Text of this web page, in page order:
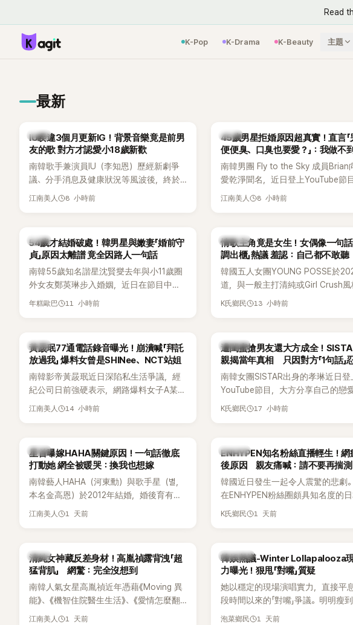
Read
K-Pop K-Drama K-Beauty 主題
最新
韓星
IU睽違3個月更新IG！背景音樂竟是前男
友的歌 對方才認愛小18歲新歡
南韓歌手兼演員IU（李知恩）歷經新劇爭
議、分手消息及健康狀況等風波後，終於
睽違3個月更新社群平台，一口氣曬出20
音樂，意外掀起韓網討論。
江南美人 8 小時前
韓星
45歲男星拒婚原因超真實！直言「
便便臭、口臭也要愛？」：我做不到
南韓男團 Fly to the Sky 成員Brian
愛乾淨聞名，近日登上YouTube節目
再度談到自己的婚姻觀，直言無法理
江南美人 8 小時前
韓星
54歲才結婚破處！韓男星與嫩妻「婚前守
貞」原因太離譜 竟全因路人一句話
南韓55歲知名諧星沈賢燮去年與小11歲圈
外女友鄭英琳步入婚姻，近日在節目中分
享與妻子的戀愛故事，笑稱兩人原本想享
前一直堅守「婚前守貞」的原因之一。
年糕歐巴 11 小時前
K-POP
情歌主角竟是女生！女偶像一句話
調出櫃」熱議 羞認：自己都不敢聽
韓國五人女團YOUNG POSSE於
道，與一般主打清純或Girl Crush風
團不同，她們以濃厚的Hip-Hop元素
的音樂風格，在海外尤其是歐美市
不少人氣，逐漸成為第五代女團中
識度的新生代代表之一。
K氏鄉民 13 小時前
韓星
黃晸珉77通電話錄音曝光！崩潰喊「拜託
放過我」 爆料女曾是SHINee、NCT站姐
南韓影帝黃晸珉近日深陷私生活爭議，經
紀公司日前強硬表示，網路爆料女子A某涉
嫌長期跟蹤黃晸珉，已正式採取法律行
的單方面騷擾。如今，韓媒《Dispatch》再
曝光雙方77通電話的錄音內容，而A也首
度承認自己過去曾是SHINee、NCT等偶像
團體的「站姐」，事件持續延燒。
江南美人 14 小時前
K-POP
遭閨蜜搶男友還大方成全！
親揭當年真相 只因對方「1句話」
手
南韓女團SISTAR出身的孝琳近日登
YouTube節目，大方分享自己的戀愛
更首度坦承過去曾遭最好的朋友搶
K氏鄉民 17 小時前
韓星
星首曝嫁HAHA關鍵原因！一句話徹底
打動她 網全被暖哭：換我也想嫁
南韓藝人HAHA（河東勳）與歌手星（별，
本名金高恩）於2012年結婚，婚後育有兩
子一女，一家五口生活幸福美滿，也是韓
步入婚姻的最大理由。
江南美人 1 天前
K-POP
ENHYPEN知名粉絲直播輕生！網
後原因 親友痛喊：請不要再揣測
韓國近日發生一起令人震驚的悲劇
在ENHYPEN粉絲圈頗具知名度的日
粉絲，日前在TikTok直播期間輕生
止揣測，盼逝者安息。
K氏鄉民 1 天前
韓星
清純女神藏反差身材！高胤禎露背洩「超
猛背肌」 網驚：完全沒想到
南韓人氣女星高胤禎近年憑藉《Moving 異
能》、《機智住院醫生生活》、《愛情怎麼翻
譯？》、《努力克服自卑的我們》等多部熱門
江南美人 1 天前
熱議討論
韓娛熱議-Winter Lollapalooza
力曝光！狠甩「對嘴」質疑
她以穩定的現場演唱實力，直接平
段時間以來的「對嘴」爭議。明明瘦
骨頭，怎麼還能唱出這麼驚人的爆
泡菜鄉民 1 天前